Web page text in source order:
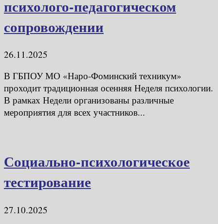
психолого-педагогическом
сопровождении
26.11.2025
В ГБПОУ МО «Наро-Фоминский техникум»
проходит традиционная осенняя Неделя психологии.
В рамках Недели организованы различные
мероприятия для всех участников...
Социально-психологическое
тестирование
27.10.2025